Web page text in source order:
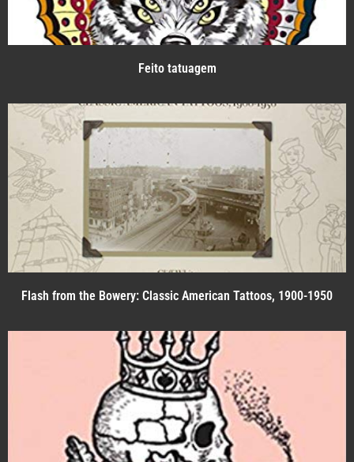
Feito tatuagem
Flash from the Bowery: Classic American Tattoos, 1900-1950